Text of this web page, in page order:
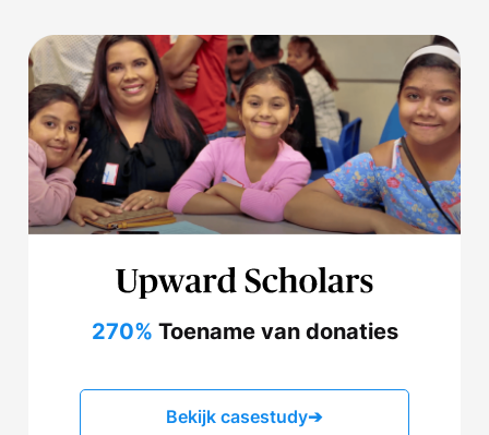
270% Toename van donaties
Bekijk casestudy➔